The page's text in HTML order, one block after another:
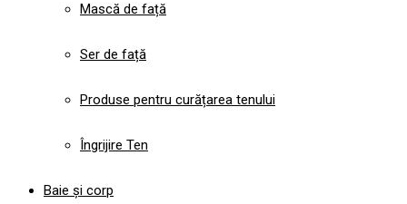
Mască de față
Ser de față
Produse pentru curățarea tenului
Îngrijire Ten
Baie și corp